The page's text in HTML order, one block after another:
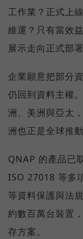
工作業？正式上
維運？只有當效
展示走向正式部署
企業願意把部分
仍回到資料主權
洲、美洲與亞太
洲也正是全球推
QNAP 的產品已
ISO 27018 等多
等資料保護與法
約數百萬台裝置
存方案。